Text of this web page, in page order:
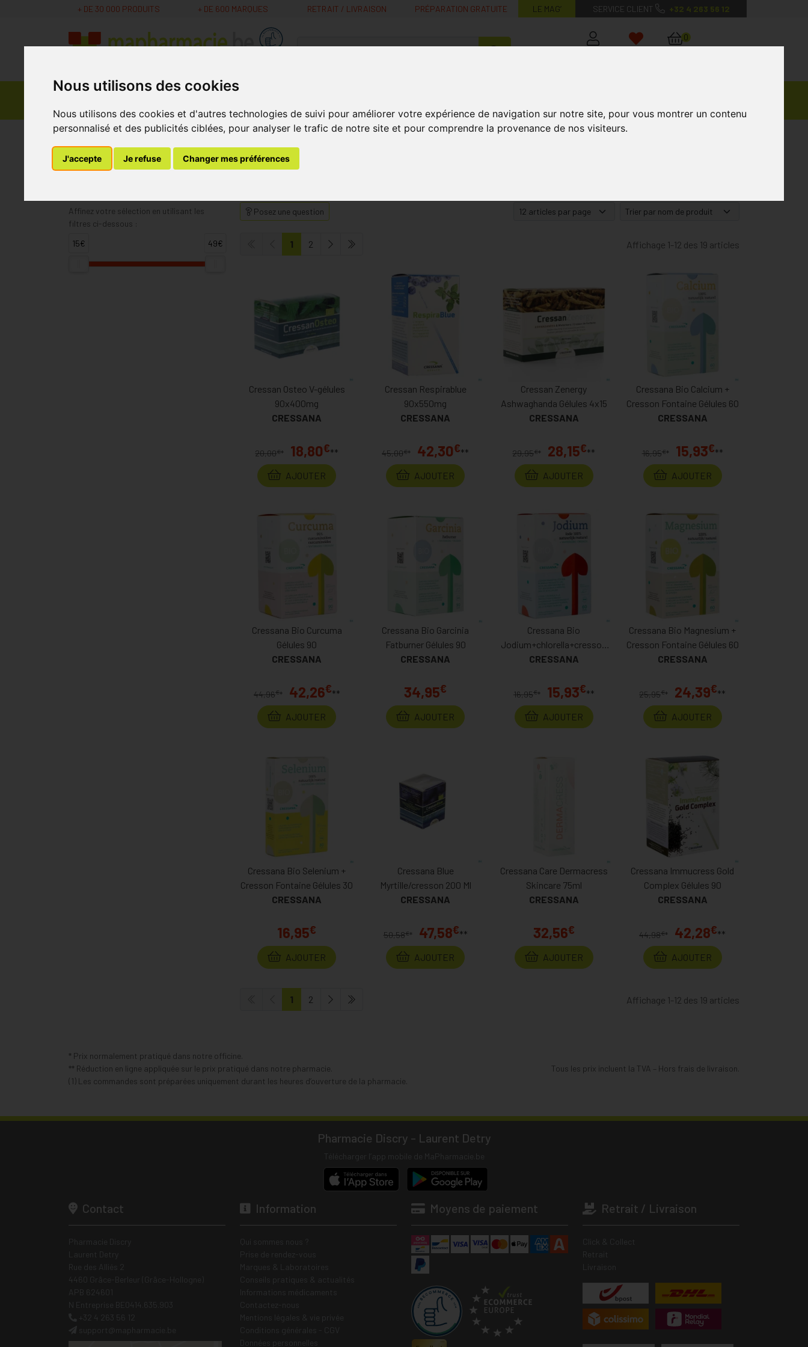
Nous utilisons des cookies
Nous utilisons des cookies et d'autres technologies de suivi pour améliorer votre expérience de navigation sur notre site, pour vous montrer un contenu
personnalisé et des publicités ciblées, pour analyser le trafic de notre site et pour comprendre la provenance de nos visiteurs.
J'accepte Je refuse Changer mes préférences
+ DE 30 000 PRODUITS + DE 600 MARQUES RETRAIT / LIVRAISON PRÉPARATION GRATUITE LE MAG’ SERVICE CLIENT +32 4 263 56 12
MaPharmacie.be ma santé, mes conseils, mes prix
0
Parapharmacie -
MaPharmacie.be Cressana
Cressana
Posez une question
Affichage 1-12 des 19 articles
1 2
Cressan Osteo V-gélules
90x400mg
CRESSANA
20,00€* 18,80€**
AJOUTER
Cressan Respirablue
90x550mg
CRESSANA
45,00€* 42,30€**
AJOUTER
Cressan Zenergy
Ashwaghanda Gélules 4x15
CRESSANA
29,95€* 28,15€**
AJOUTER
Cressana Bio Calcium +
Cresson Fontaine Gélules 60
CRESSANA
16,95€ * 15,93€**
AJOUTER
Cressana Bio Curcuma
Gélules 90
CRESSANA
44,96€* 42,26€**
AJOUTER
Cressana Bio Garcinia
Fatburner Gélules 90
CRESSANA
34,95€
AJOUTER
Cressana Bio
Jodium+chlorella+cresson
Font.gélules 60
CRESSANA
16,95€* 15,93€**
AJOUTER
Cressana Bio Magnesium +
Cresson Fontaine Gélules 60
CRESSANA
25,95€* 24,39€**
AJOUTER
Cressana Bio Selenium +
Cresson Fontaine Gélules 30
CRESSANA
16,95€
AJOUTER
Cressana Blue
Myrtille/cresson 200 Ml
CRESSANA
50,58€ * 47,58€**
AJOUTER
Cressana Care Dermacress
Skincare 75ml
CRESSANA
32,56€
AJOUTER
Cressana Immucress Gold
Complex Gélules 90
CRESSANA
44,98€* 42,28€**
AJOUTER
Affichage 1-12 des 19 articles
1 2
Affinez votre sélection en utilisant les
filtres ci-dessous :
15€
49€
* Prix normalement pratiqué dans notre officine.
** Réduction en ligne appliquée sur le prix pratiqué dans notre pharmacie.
(1) Les commandes sont préparées uniquement durant les heures d’ouverture de la pharmacie.
Tous les prix incluent la TVA – Hors frais de livraison.
Pharmacie Discry - Laurent Detry
Contact Information Moyens de paiement Retrait / Livraison